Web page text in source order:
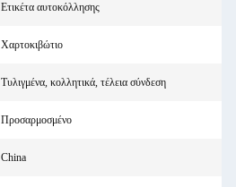
Ετικέτα αυτοκόλλησης
Χαρτοκιβώτιο
Τυλιγμένα, κολλητικά, τέλεια σύνδεση
Προσαρμοσμένο
China